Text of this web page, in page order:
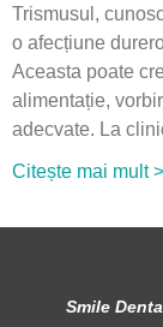
Trismusul,
o afecțiune
Aceasta poate
alimentație,
adecvate. La
Citește mai mult
Smile